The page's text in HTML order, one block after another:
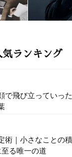
気ランキング
で飛び立ってい
術｜小さなことの
至る唯一の道